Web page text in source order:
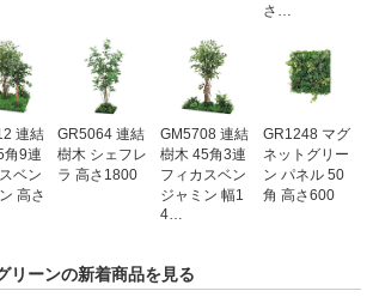
さ…
連結
角9連
ベン
高さ
GR5064 連結
樹木 シェフレ
ラ 高さ1800
GM5708 連結
樹木 45角3連
フィカスベン
ジャミン 幅1
4…
GR1248 マグ
ネットグリー
ン パネル 50
角 高さ600
リーンの新着商品を見る